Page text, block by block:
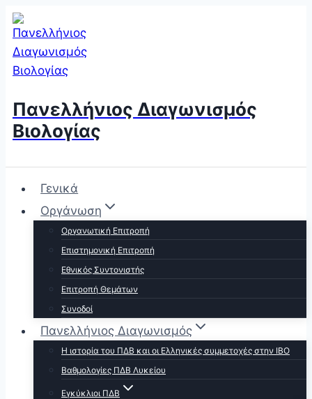
Skip
to
content
Πανελλήνιος Διαγωνισμός
Βιολογίας
Γενικά
Οργάνωση
Οργανωτική Επιτροπή
Επιστημονική Επιτροπή
Εθνικός Συντονιστής
Επιτροπή Θεμάτων
Συνοδοί
Πανελλήνιος Διαγωνισμός
Η ιστορία του ΠΔΒ και οι Ελληνικές συμμετοχές στην ΙΒΟ
Βαθμολογίες ΠΔΒ Λυκείου
Εγκύκλιοι ΠΔΒ